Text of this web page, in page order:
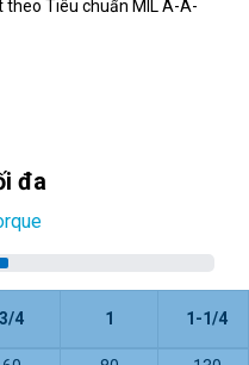
theo Tiêu chuẩn MIL A-A-
đa
3/4 1 1-1/4